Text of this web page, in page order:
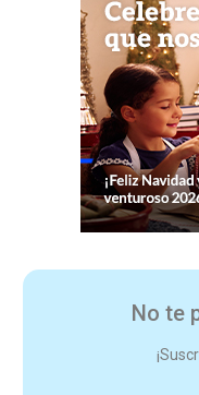
No te